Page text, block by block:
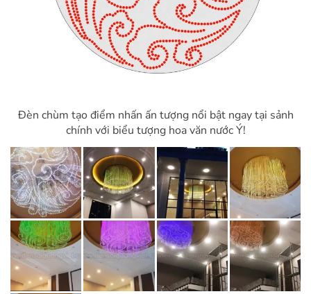
Đèn chùm tạo điểm nhấn ấn tượng nổi bật ngay tại sảnh
chính với biểu tượng hoa văn nước Ý!